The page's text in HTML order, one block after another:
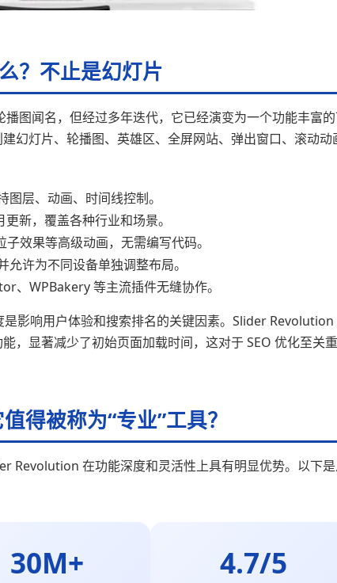
？不止是幻灯片
图闻名，但经过多年迭代，它已经演变为一个功能丰富
幻灯片、轮播图、英雄区、全屏网站、弹出窗口、滚动动
层、动画、时间线控制。
新，覆盖各种行业和场景。
效果等高级动画，无需编写代码。
许为不同设备单独调整布局。
、WPBakery 等主流插件无缝协作。
影响用户体验和搜索排名的关键因素。Slider Revolution
，显著减少了初始页面加载时间，这对于 SEO 优化至关重
得被称为“专业”工具？
Revolution 在功能深度和灵活性上具有明显优势。以下
30M+ 4.7/5